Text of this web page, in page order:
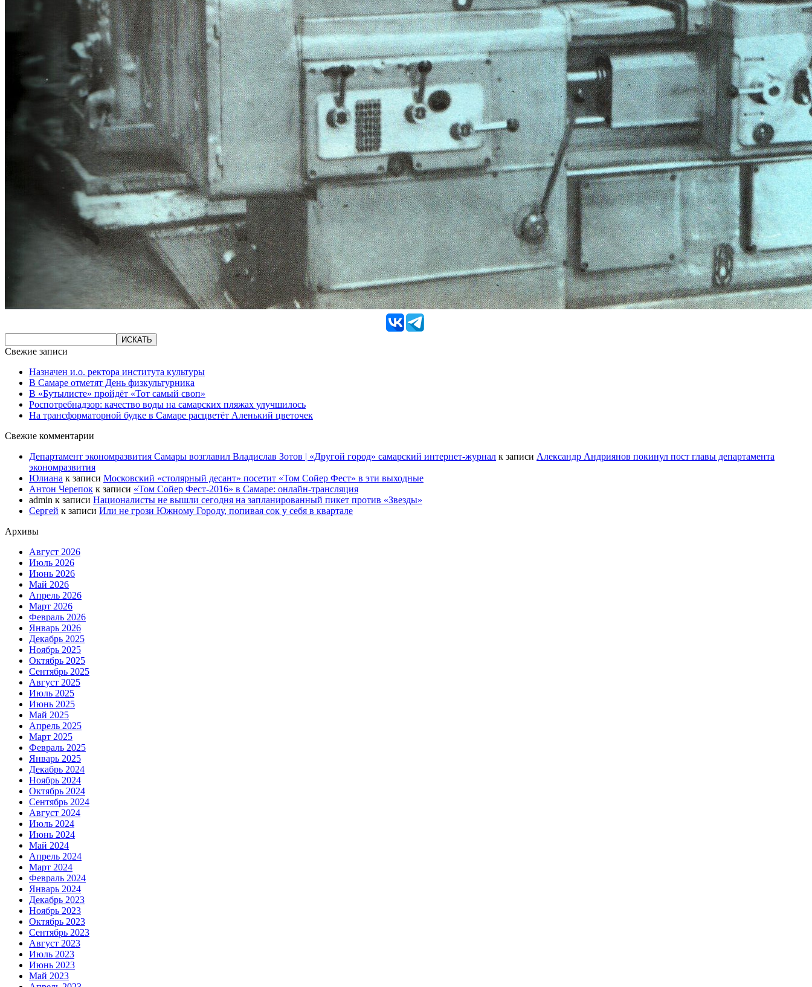
Свежие записи
Назначен и.о. ректора института культуры
В Самаре отметят День физкультурника
В «Бутылисте» пройдёт «Тот самый своп»
Роспотребнадзор: качество воды на самарских пляжах улучшилось
На трансформаторной будке в Самаре расцветёт Аленький цветочек
Свежие комментарии
Департамент экономразвития Самары возглавил Владислав Зотов | «Другой город» самарский интернет-журнал к записи Александр Андриянов покинул пост главы департамента
экономразвития
Юлиана к записи Московский «столярный десант» посетит «Том Сойер Фест» в эти выходные
Антон Черепок к записи «Том Сойер Фест-2016» в Самаре: онлайн-трансляция
admin к записи Националисты не вышли сегодня на запланированный пикет против «Звезды»
Сергей к записи Или не грози Южному Городу, попивая сок у себя в квартале
Архивы
Август 2026
Июль 2026
Июнь 2026
Май 2026
Апрель 2026
Март 2026
Февраль 2026
Январь 2026
Декабрь 2025
Ноябрь 2025
Октябрь 2025
Сентябрь 2025
Август 2025
Июль 2025
Июнь 2025
Май 2025
Апрель 2025
Март 2025
Февраль 2025
Январь 2025
Декабрь 2024
Ноябрь 2024
Октябрь 2024
Сентябрь 2024
Август 2024
Июль 2024
Июнь 2024
Май 2024
Апрель 2024
Март 2024
Февраль 2024
Январь 2024
Декабрь 2023
Ноябрь 2023
Октябрь 2023
Сентябрь 2023
Август 2023
Июль 2023
Июнь 2023
Май 2023